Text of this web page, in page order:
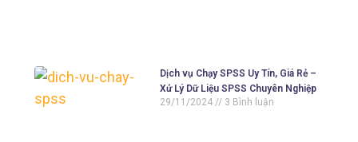
Dịch vụ Chạy SPSS Uy Tín, Giá Rẻ –
Xử Lý Dữ Liệu SPSS Chuyên Nghiệp
29/11/2024
3 Bình luận